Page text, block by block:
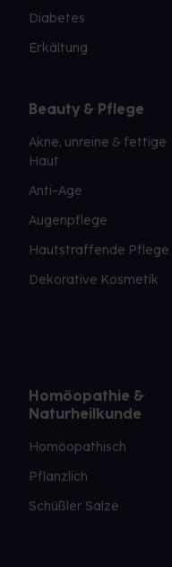
Diabetes
Erkältung
Beauty & Pflege
Akne, unreine & fettige
Haut
Anti-Age
Augenpflege
Hautstraffende Pflege
Dekorative Kosmetik
Homöopathie &
Naturheilkunde
Homöopathisch
Pflanzlich
Schüßler Salze